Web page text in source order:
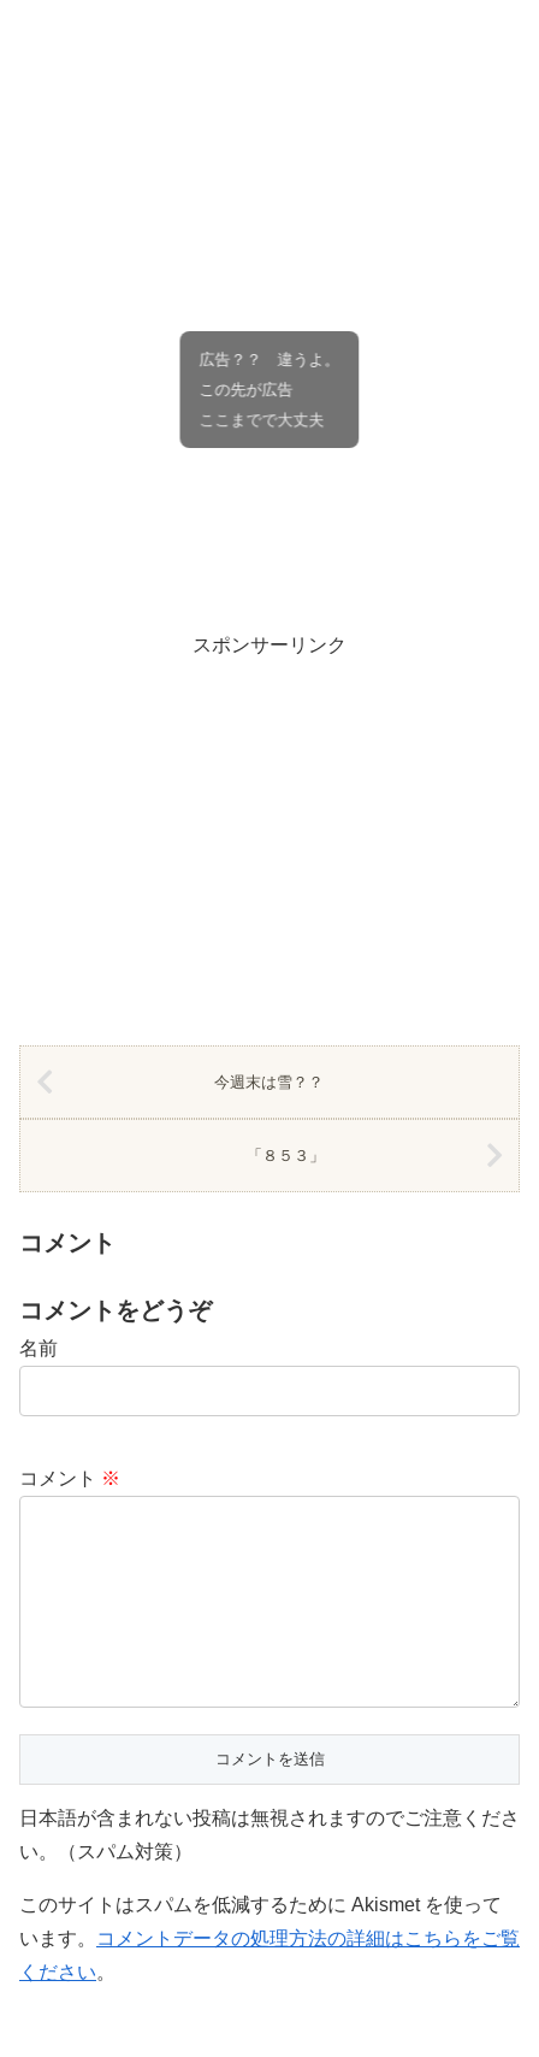
スポンサーリンク
今週末は雪？？
「８５３」
コメント
コメントをどうぞ
名前
コメント ※
日本語が含まれない投稿は無視されますのでご注意くださ
い。（スパム対策）
このサイトはスパムを低減するために Akismet を使って
います。
コメントデータの処理方法の詳細はこちらをご覧
ください。
広告？？ 違うよ。
この先が広告
ここまでで大丈夫